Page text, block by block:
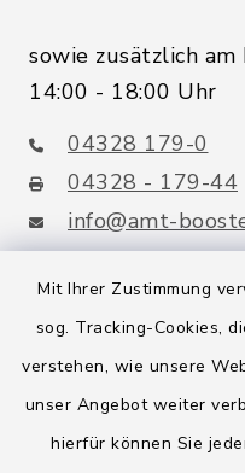
Mit Ihrer Zustimmung
sog. Tracking-Cookies,
verstehen, wie unsere
unser Angebot weiter
hierfür können Sie
sowie zusätzlich am
14:00 - 18:00 Uhr
04328 179-0
04328 - 179-44
info@amt-
Quicklinks
Amt Boostedt-
Amtsbroschüre